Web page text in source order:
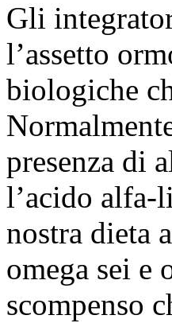
Gli
l’assetto
biologiche
presenza di
l’acido alfa-
nostra dieta
omega sei e
scompenso